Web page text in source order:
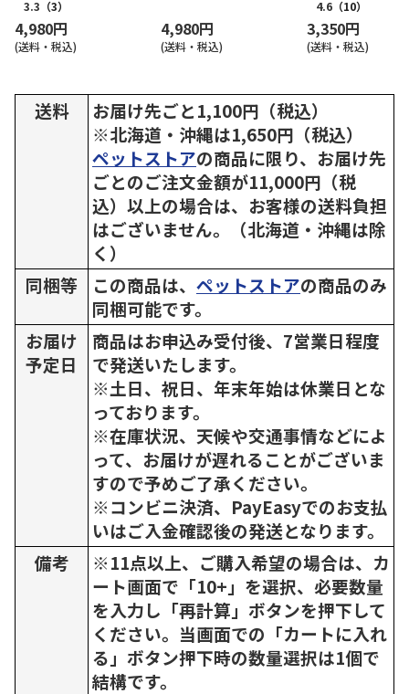
3.3 （3）
4,980円
(送料・税込)
4,980円
(送料・税込)
4.6 （10）
3,350円
(送料・税込)
送料
お届け先ごと1,100円（税込）
※北海道・沖縄は1,650円（税込）
ペットストアの商品に限り、お届け先
ごとのご注文金額が11,000円（税
込）以上の場合は、お客様の送料負担
はございません。（北海道・沖縄は除
く）
同梱等
この商品は、 ペットストアの商品のみ
同梱可能です。
お届け
予定日
商品はお申込み受付後、7営業日程度
で発送いたします。
※土日、祝日、年末年始は休業日とな
っております。
※在庫状況、天候や交通事情などによ
って、お届けが遅れることがございま
すので予めご了承ください。
※コンビニ決済、PayEasyでのお支払
いはご入金確認後の発送となります。
備考
※11点以上、ご購入希望の場合は、カ
ート画面で「10+」を選択、必要数量
を入力し「再計算」ボタンを押下して
ください。当画面での「カートに入れ
る」ボタン押下時の数量選択は1個で
結構です。